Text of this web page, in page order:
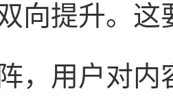
向提升。
，用户对内